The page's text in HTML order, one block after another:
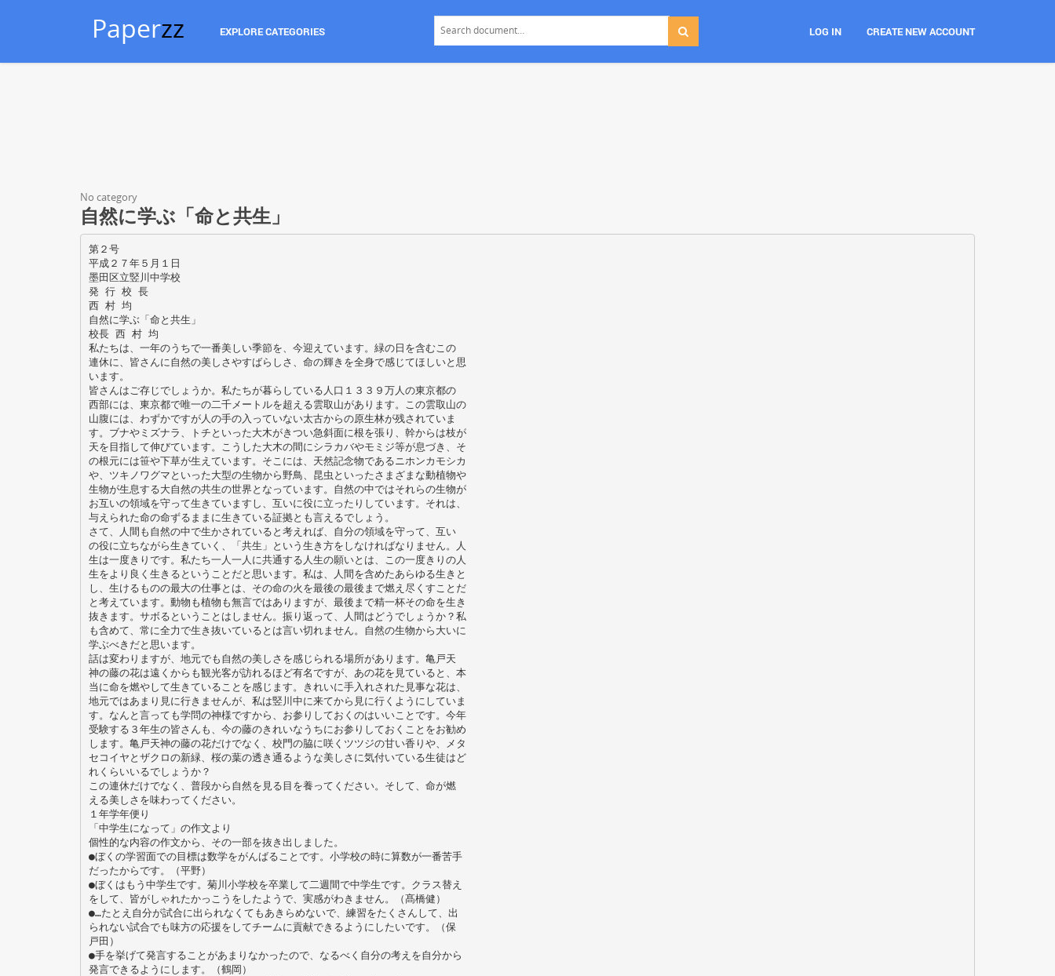
Paperzz EXPLORE CATEGORIES LOG IN CREATE NEW ACCOUNT
No category
自然に学ぶ「命と共生」
第２号
平成２７年５月１日
墨田区立竪川中学校
発 行 校 長
西 村 均
自然に学ぶ「命と共生」
校長 西 村 均
私たちは、一年のうちで一番美しい季節を、今迎えています。緑の日を含むこの
連休に、皆さんに自然の美しさやすばらしさ、命の輝きを全身で感じてほしいと思
います。
皆さんはご存じでしょうか。私たちが暮らしている人口１３３９万人の東京都の
西部には、東京都で唯一の二千メートルを超える雲取山があります。この雲取山の
山腹には、わずかですが人の手の入っていない太古からの原生林が残されていま
す。ブナやミズナラ、トチといった大木がきつい急斜面に根を張り、幹からは枝が
天を目指して伸びています。こうした大木の間にシラカバやモミジ等が息づき、そ
の根元には笹や下草が生えています。そこには、天然記念物であるニホンカモシカ
や、ツキノワグマといった大型の生物から野鳥、昆虫といったさまざまな動植物や
生物が生息する大自然の共生の世界となっています。自然の中ではそれらの生物が
お互いの領域を守って生きていますし、互いに役に立ったりしています。それは、
与えられた命の命ずるままに生きている証拠とも言えるでしょう。
さて、人間も自然の中で生かされていると考えれば、自分の領域を守って、互い
の役に立ちながら生きていく、「共生」という生き方をしなければなりません。人
生は一度きりです。私たち一人一人に共通する人生の願いとは、この一度きりの人
生をより良く生きるということだと思います。私は、人間を含めたあらゆる生きと
し、生けるものの最大の仕事とは、その命の火を最後の最後まで燃え尽くすことだ
と考えています。動物も植物も無言ではありますが、最後まで精一杯その命を生き
抜きます。サボるということはしません。振り返って、人間はどうでしょうか？私
も含めて、常に全力で生き抜いているとは言い切れません。自然の生物から大いに
学ぶべきだと思います。
話は変わりますが、地元でも自然の美しさを感じられる場所があります。亀戸天
神の藤の花は遠くからも観光客が訪れるほど有名ですが、あの花を見ていると、本
当に命を燃やして生きていることを感じます。きれいに手入れされた見事な花は、
地元ではあまり見に行きませんが、私は竪川中に来てから見に行くようにしていま
す。なんと言っても学問の神様ですから、お参りしておくのはいいことです。今年
受験する３年生の皆さんも、今の藤のきれいなうちにお参りしておくことをお勧め
します。亀戸天神の藤の花だけでなく、校門の脇に咲くツツジの甘い香りや、メタ
セコイヤとザクロの新緑、桜の葉の透き通るような美しさに気付いている生徒はど
れくらいいるでしょうか？
この連休だけでなく、普段から自然を見る目を養ってください。そして、命が燃
える美しさを味わってください。
１年学年便り
「中学生になって」の作文より
個性的な内容の作文から、その一部を抜き出しました。
●ぼくの学習面での目標は数学をがんばることです。小学校の時に算数が一番苦手
だったからです。（平野）
●ぼくはもう中学生です。菊川小学校を卒業して二週間で中学生です。クラス替え
をして、皆がしゃれたかっこうをしたようで、実感がわきません。（髙橋健）
●…たとえ自分が試合に出られなくてもあきらめないで、練習をたくさんして、出
られない試合でも味方の応援をしてチームに貢献できるようにしたいです。（保
戸田）
●手を挙げて発言することがあまりなかったので、なるべく自分の考えを自分から
発言できるようにします。（鶴岡）